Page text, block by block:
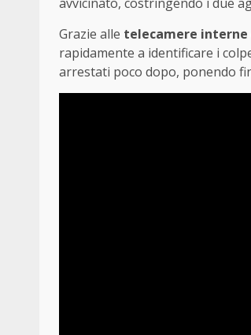
Grazie alle telecamere interne
rapidamente a identificare i
arrestati poco dopo, ponendo